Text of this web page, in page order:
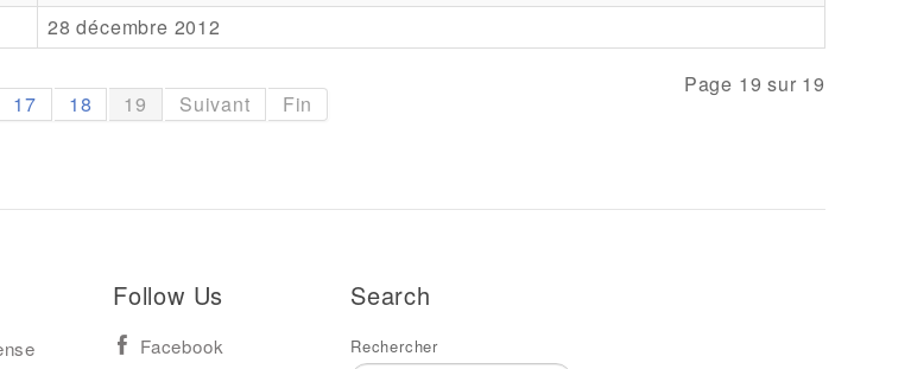
28 décembre 2012
Page 19 sur 19
17 18 19 Suivant Fin
Follow Us
Facebook
Search
Rechercher